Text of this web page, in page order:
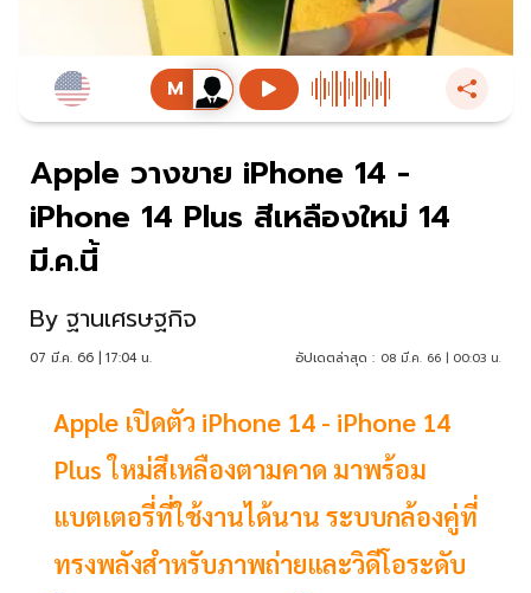
Apple วางขาย iPhone 14 -
iPhone 14 Plus สีเหลืองใหม่ 14
มี.ค.นี้
By ฐานเศรษฐกิจ
07 มี.ค. 66 | 17:04 น. อัปเดตล่าสุด : 08 มี.ค. 66 | 00:03 น.
Apple เปิดตัว iPhone 14 - iPhone 14
Plus ใหม่สีเหลืองตามคาด มาพร้อม
แบตเตอรี่ที่ใช้งานได้นาน ระบบกล้องคู่ที่
ทรงพลังสำหรับภาพถ่ายและวิดีโอระดับ